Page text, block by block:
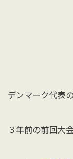
デンマーク代表
３年前の前回大